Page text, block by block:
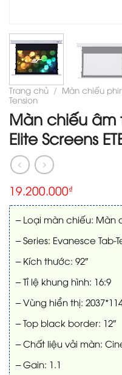
Trang chủ / Màn chiếu
Tension
Màn chiếu âm
Elite Screens
19.200.000₫
– Loại màn chiếu: Màn
– Series: Evanesce Tab-
– Kích thước: 92″
– Tỉ lệ khung hình: 16:9
– Vùng hiển thị:
– Top black border: 12″
– Chất liệu vải màn:
– Gain: 1.1